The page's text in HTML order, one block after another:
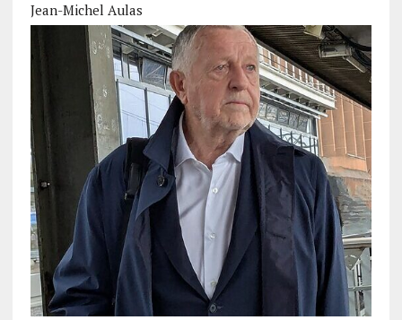
Jean-Michel Aulas